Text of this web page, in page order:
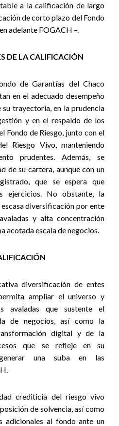
a la calificación de largo
de corto plazo del Fondo
adelante FOGACH –.
DE LA CALIFICACIÓN
de Garantías del Chaco
en el adecuado desempeño
trayectoria, en la prudencia
y en el respaldo de los
Fondo de Riesgo, junto con el
Riesgo Vivo, manteniendo
prudentes. Además, se
de su cartera, aunque con un
que se espera que
ejercicios. No obstante, la
diversificación por ente
y alta concentración
acotada escala de negocios.
diversificación de entes
ampliar el universo y
avaladas que sustente el
de negocios, así como la
digital y de la
que se refleje en su
una suba en las
crediticia del riesgo vivo
de solvencia, así como
adicionales al fondo ante un